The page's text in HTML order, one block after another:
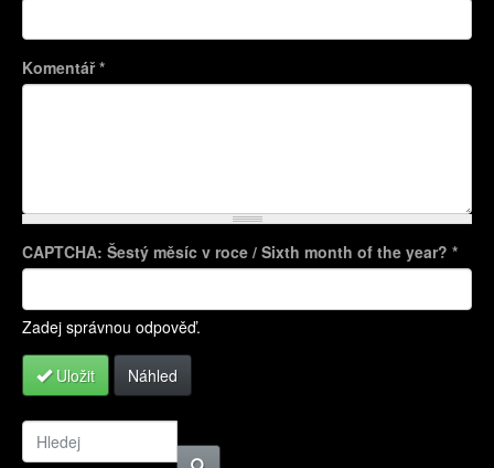
Komentář*
Více informací o formátech textů
CAPTCHA: Šestý měsíc v roce / Sixth month of the year? *
Zadej správnou odpověď.
Uložit Náhled